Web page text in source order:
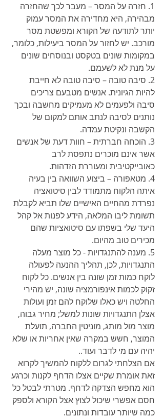
1. חזרה על המסר – מעבר לכך שהחזרה
מבהירה, היא מחדירה את המסר עמוק
יותר לתודעה של הקורא ומפשטת מסר
מורכב. יש לחזור על המסר ביעילות, כלומר,
במקומות שונים בטקסט ובנוסחים שונים
על מנת לא לשעמם.
2. סיבה טובה – סיבה טובה לא חייבת
להיות הגיונית. אנשים מטבעם צריכים
סיבה ולפעמים לא מעמיקים מחשבה ובכך
נותנים לסיבה לנתב אותם למקום של
הקשבה ונקיטת עמדה.
3. הוכחה חברתית – חוות דעת של אנשים
אשר אינם מוכרים נתפסת לרב
כאובייקטיבית ומעוררת הזדהות.
4. מטאפורה – ביצוע השוואה בין בעיה
איתה הלקוח מתמודד לבין סיטואציה
נפרדת מהחיים האישיים שלו תביא לקבלת
תשומת ליבו המלאה, הידע לפנות אל קהל
היעד שלי בשפתו עם סיטואציות שהם
מכירים טוב מהיום.
5. מענה להתנגדויות - כל מוצר מעלה
התנגדויות, לכן, תהליך ההנעה לפעולה
לוקח כמות זמן שונה בין אנשים. כל לקוח
זקוק לכמות אינפורמציה שונה, יש מהירי
החלטה ויש כאלו שלוקח להם זמן ועולות
אצלן התנגדויות שונות למשל; מחיר גבוה,
מוצר מול מותג, מוניטין החברה, תועלת
המוצר, חשש במקרה שאין אחריות או שלא
יהיה עם מי לדבר ועוד..
אם הצלחתי לגרום ללקוח להמשיך לקרוא
זאת אומרת שקיים אצלו הדחף לקנות וכרגע
הוא מחפש הצדקה לדחף. מטרתי לבטל כל
חסם אפשרי שיכול לצוץ אצל הקורא ולספק
כמה שיותר עובדות ונתונים.